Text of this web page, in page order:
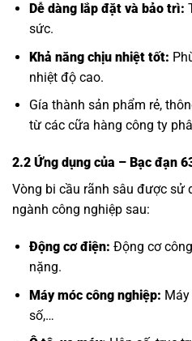
Dễ dàng lắp đặt và bảo trì:
sức.
Khả năng chịu nhiệt tốt:
nhiệt độ cao.
Gía thành sản phẩm rẻ,
từ các cữa hàng công ty
2.2 Ứng dụng của – Bạc đạn
Vòng bi cầu rãnh sâu được sử
ngành công nghiệp sau:
Động cơ điện: Động cơ
nặng.
Máy móc công nghiệp:
số,…